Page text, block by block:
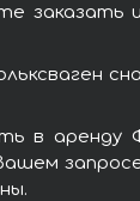
заказать
в аренду